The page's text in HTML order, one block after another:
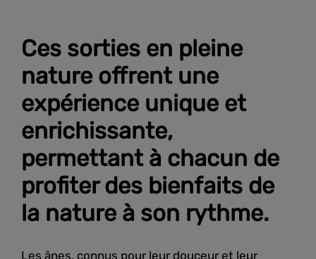
Ces sorties en pleine
nature offrent une
expérience unique et
enrichissante,
permettant à chacun de
profiter des bienfaits de
la nature à son rythme.
Les ânes, connus pour leur douceur et leur